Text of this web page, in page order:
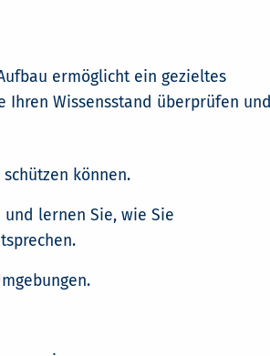
ermöglicht ein gezieltes
Ihren Wissensstand überprüfen und
können.
lernen Sie, wie Sie